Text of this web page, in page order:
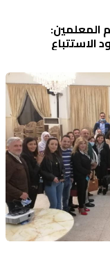
المعلمين:
الاستتباع